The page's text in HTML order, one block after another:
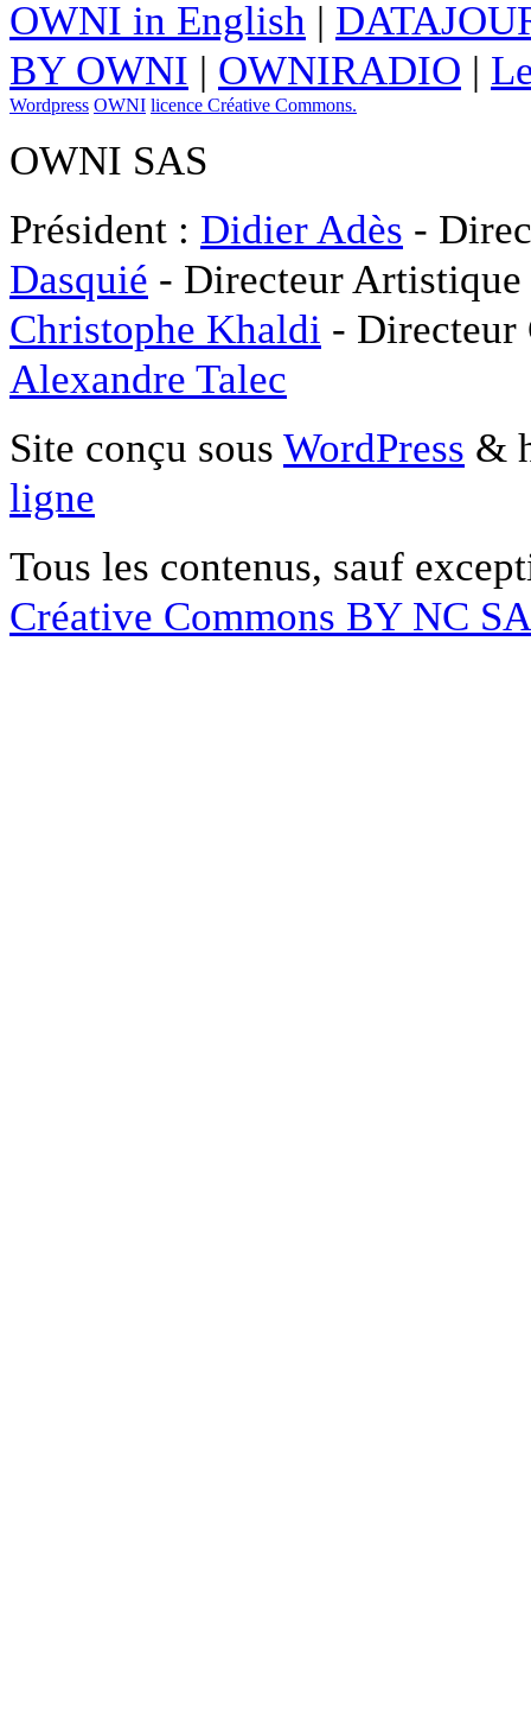
OWNI in English |
BY OWNI | OWNIRADIO |
Wordpress OWNI licence Créative Commons.
OWNI SAS
Président : Didier Adès -
Dasquié - Directeur
Christophe Khaldi -
Alexandre Talec
Site conçu sous WordPress &
ligne
Tous les contenus, sauf
Créative Commons BY NC SA